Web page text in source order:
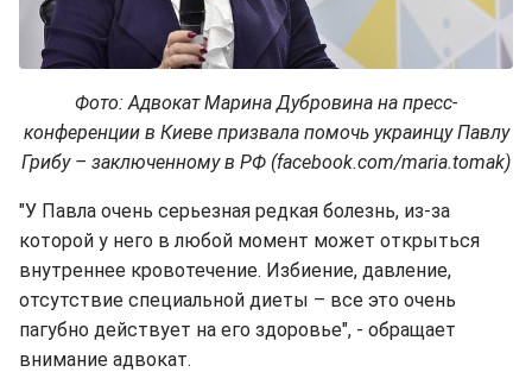
Фото: Адвокат Марина Дубровина на пресс-
конференции в Киеве призвала помочь украинцу Павлу
Грибу – заключенному в РФ (facebook.com/maria.tomak)
"У Павла очень серьезная редкая болезнь, из-за
которой у него в любой момент может открыться
внутреннее кровотечение. Избиение, давление,
отсутствие специальной диеты – все это очень
пагубно действует на его здоровье", - обращает
внимание адвокат.